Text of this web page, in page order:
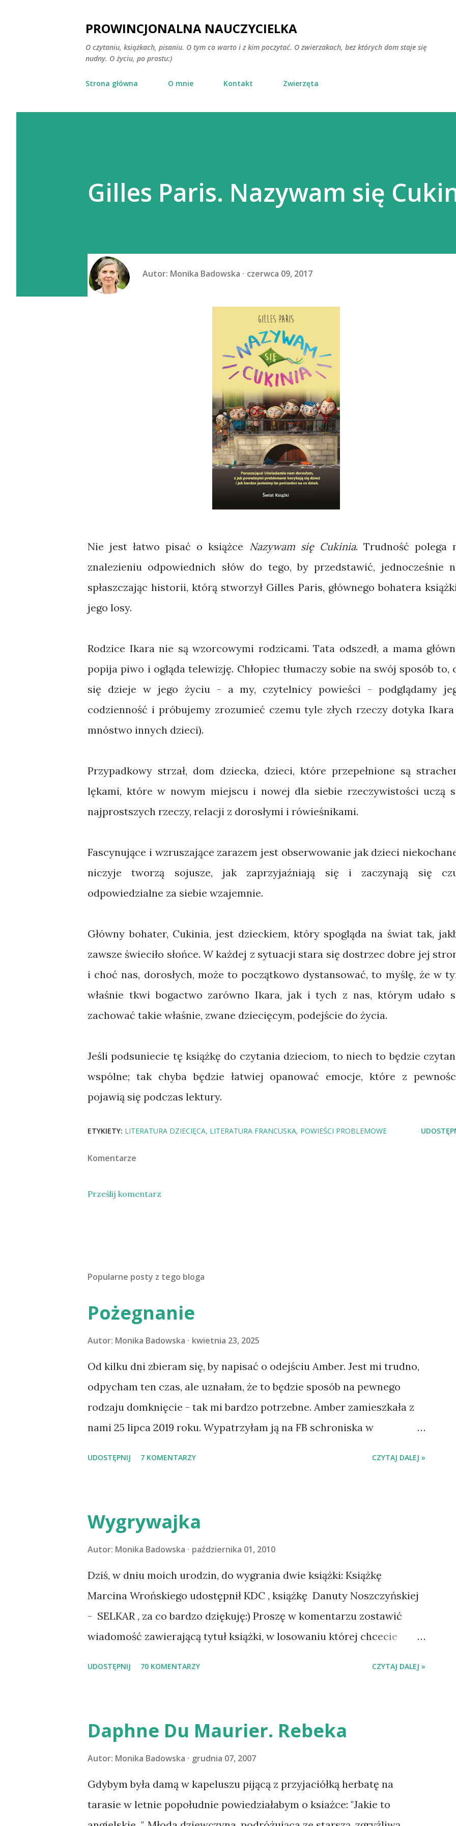
PROWINCJONALNA NAUCZYCIELKA
O czytaniu, książkach, pisaniu. O tym co warto i z kim poczytać. O zwierzakach, bez których dom staje się
nudny. O życiu, po prostu:)
Strona główna O mnie Kontakt Zwierzęta
Gilles Paris. Nazywam się
Autor: Monika Badowska czerwca 09, 2017
Nie jest łatwo pisać o książce Nazywam się Cukinia. Trudność polega
znalezieniu odpowiednich słów do tego, by przedstawić, jednocześnie
spłaszczając historii, którą stworzył Gilles Paris, głównego bohatera
jego losy.
Rodzice Ikara nie są wzorcowymi rodzicami. Tata odszedł, a mama
popija piwo i ogląda telewizję. Chłopiec tłumaczy sobie na swój sposób to,
się dzieje w jego życiu - a my, czytelnicy powieści - podglądamy
codzienność i próbujemy zrozumieć czemu tyle złych rzeczy dotyka
mnóstwo innych dzieci).
Przypadkowy strzał, dom dziecka, dzieci, które przepełnione są
lękami, które w nowym miejscu i nowej dla siebie rzeczywistości uczą
najprostszych rzeczy, relacji z dorosłymi i rówieśnikami.
Fascynujące i wzruszające zarazem jest obserwowanie jak dzieci
niczyje tworzą sojusze, jak zaprzyjaźniają się i zaczynają się
odpowiedzialne za siebie wzajemnie.
Główny bohater, Cukinia, jest dzieckiem, który spogląda na świat tak,
zawsze świeciło słońce. W każdej z sytuacji stara się dostrzec dobre jej
i choć nas, dorosłych, może to początkowo dystansować, to myślę, że w
właśnie tkwi bogactwo zarówno Ikara, jak i tych z nas, którym udało
zachować takie właśnie, zwane dziecięcym, podejście do życia.
Jeśli podsuniecie tę książkę do czytania dzieciom, to niech to będzie
wspólne; tak chyba będzie łatwiej opanować emocje, które z
pojawią się podczas lektury.
ETYKIETY: LITERATURA DZIECIĘCA LITERATURA FRANCUSKA POWIEŚCI PROBLEMOWE
Komentarze
Prześlij komentarz
Popularne posty z tego bloga
Pożegnanie
Autor: Monika Badowska kwietnia 23, 2025
Od kilku dni zbieram się, by napisać o odejściu Amber. Jest mi trudno,
odpycham ten czas, ale uznałam, że to będzie sposób na pewnego
rodzaju domknięcie - tak mi bardzo potrzebne. Amber zamieszkała z
nami 25 lipca 2019 roku. Wypatrzyłam ją na FB schroniska w
przeczytacie TUTAJ i TUTAJ . Gdy już nieco okrzepliśmy w
codzienności z psem, a Amber - z ludźmi i kotami, pojawił się pomysł
na wspólny jesienny wyjazd w Beskid Niski. Zanim to jednak się stało
psica miała atak padaczki, co spowodowało, że wyjazd odwołaliśmy,
wdrożyliśmy leczenie i od nowa zaczęliśmy oswajać z nami i
wspólnym życiem zdezorientowanego chorobą psa. Udało się
cieszyć sobą wzajemnie już na 100%. Dopier...
UDOSTĘPNIJ 7 KOMENTARZY CZYTAJ DALEJ »
Wygrywajka
Autor: Monika Badowska października 01, 2010
Dziś, w dniu moich urodzin, do wygrania dwie książki: Książkę
Marcina Wrońskiego udostępnił KDC , książkę Danuty Noszczyńskiej
- SELKAR , za co bardzo dziękuję:) Proszę w komentarzu zostawić
wiadomość zawierającą tytuł książki, w losowaniu której chcecie
UDOSTĘPNIJ 70 KOMENTARZY CZYTAJ DALEJ »
Daphne Du Maurier. Rebeka
Autor: Monika Badowska grudnia 07, 2007
Gdybym była damą w kapeluszu pijącą z przyjaciółką herbatę na
tarasie w letnie popołudnie powiedziałabym o ksiażce: "Jakie to